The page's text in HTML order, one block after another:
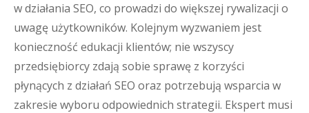
w działania SEO, co prowadzi do większej rywalizacji o
uwagę użytkowników. Kolejnym wyzwaniem jest
konieczność edukacji klientów; nie wszyscy
przedsiębiorcy zdają sobie sprawę z korzyści
płynących z działań SEO oraz potrzebują wsparcia w
zakresie wyboru odpowiednich strategii. Ekspert musi